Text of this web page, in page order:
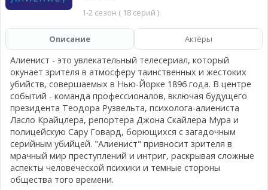
1-2 сезон ( 18 серий )
Описание Актёры
Алиенист - это увлекательный телесериал, который
окунает зрителя в атмосферу таинственных и жестоких
убийств, совершаемых в Нью-Йорке 1896 года. В центре
событий - команда профессионалов, включая будущего
президента Теодора Рузвельта, психолога-алиениста
Ласло Крайцлера, репортера Джона Скайлера Мура и
полицейскую Сару Говард, борющихся с загадочным
серийным убийцей. "Алиенист" привносит зрителя в
мрачный мир преступлений и интриг, раскрывая сложные
аспекты человеческой психики и темные стороны
общества того времени.